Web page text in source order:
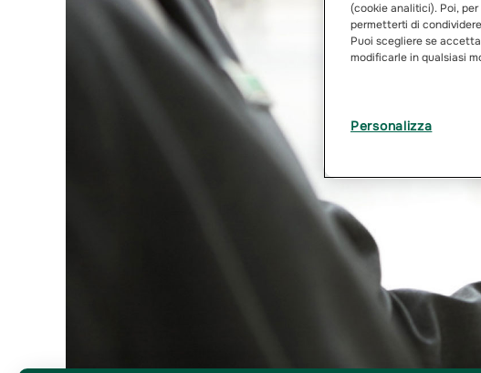
(cookie analitici). Poi,
permetterti di
Puoi scegliere se
modificarle in qualsiasi
Personalizza